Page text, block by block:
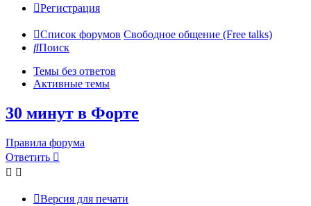
Регистрация
Список форумов Свободное общение (Free talks)
Поиск
Темы без ответов
Активные темы
30 минут в Форте
Правила форума
Ответить
Версия для печати